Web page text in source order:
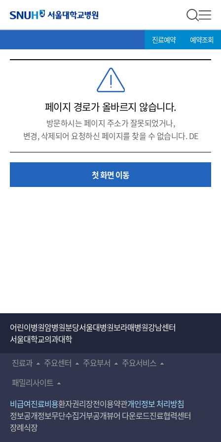
전체 검
재
위
진료예약 예약조회
SNUH 서울대학교병원
페이지 경로가 올바르지 않습니다.
방문하시는 페이지 주소가 잘못되었거나,
변경, 삭제되어 요청하신 페이지를 찾을 수 없습니다. DE
첫 화면 이동
어린이병원암병원분당서울대병원보라매병원강남센터
서울대학교의과대학
진료과
주요센터 주요부서
주요서비스
패밀리사이트
비급여진료비용환자권리장전이용약관개인정보 처리방침
정보공개정보무단수집거부공개뷰어 다운로드진료협력센터
장례식장